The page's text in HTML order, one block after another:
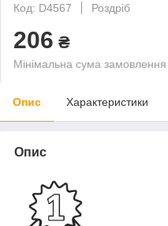
Код: D4567
Роздріб
206 ₴
Мінімальна сума
Опис Характеристики
Опис